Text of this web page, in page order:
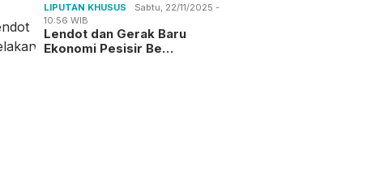
LIPUTAN KHUSUS
Sabtu, 22/11/2025 -
10:56 WIB
Lendot dan Gerak Baru
Ekonomi Pesisir Be…